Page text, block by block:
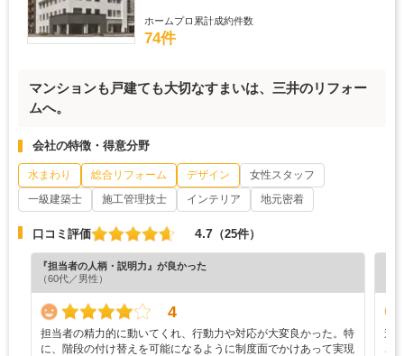
ホームプロ累計成約件数
74件
マンションも戸建ても大切なすまいは、三井のリフォー
ムへ。
会社の特徴・得意分野
水まわり 総合リフォーム デザイン
女性スタッフ
一級建築士
施工管理技士 インテリア 地元密着
口コミ評価 4.7 （25件）
『担当者の人柄・説明力』が良かった
（60代／男性）
4
担当者の精力的に動いてくれ、行動力や対応が大変良かった。特
に、階段の付け替えを可能になるように制度面でかけあって実現
遠
ご